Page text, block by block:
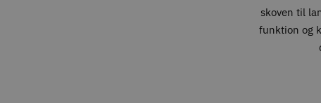
skoven til
funktion og